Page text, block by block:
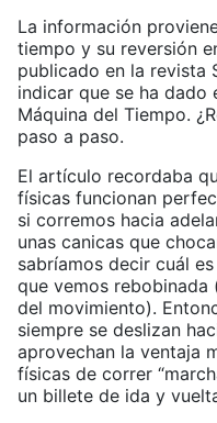
La información
tiempo y su reversión
publicado en la revista
indicar que se ha dado
Máquina del Tiempo.
paso a paso.
El artículo recordaba
físicas funcionan
si corremos hacia
unas canicas que
sabríamos decir cuál
que vemos rebobinada
del movimiento).
siempre se deslizan
aprovechan la ventaja
físicas de correr
un billete de ida y